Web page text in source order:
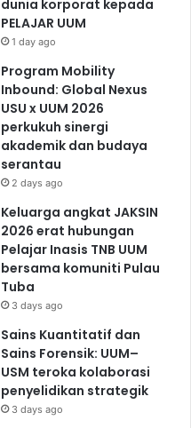
dunia korporat kepada
PELAJAR UUM
1 day ago
Program Mobility
Inbound: Global Nexus
USU x UUM 2026
perkukuh sinergi
akademik dan budaya
serantau
2 days ago
Keluarga angkat JAKSIN
2026 erat hubungan
Pelajar Inasis TNB UUM
bersama komuniti Pulau
Tuba
3 days ago
Sains Kuantitatif dan
Sains Forensik: UUM–
USM teroka kolaborasi
penyelidikan strategik
3 days ago